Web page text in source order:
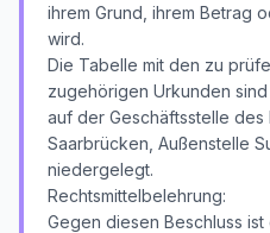
ihrem Grund, ihrem Betrag
wird.
Die Tabelle mit den zu
zugehörigen Urkunden
auf der Geschäftsstelle des
Saarbrücken, Außenstelle
niedergelegt.
Rechtsmittelbelehrung:
Gegen diesen Beschluss